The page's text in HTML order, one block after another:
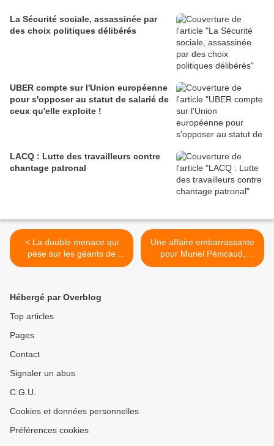
La Sécurité sociale, assassinée par
des choix politiques délibérés
UBER compte sur l'Union européenne
pour s'opposer au statut de salarié de
ceux qu'elle exploite !
LACQ : Lutte des travailleurs contre
chantage patronal
< La double menace qui
pèse sur les géants de
l’agroalimentaire
Une affaire embarrassante
pour Muriel Pénicaud,
ministre du Travail ! >
Hébergé par Overblog
Top articles
Pages
Contact
Signaler un abus
C.G.U.
Cookies et données personnelles
Préférences cookies